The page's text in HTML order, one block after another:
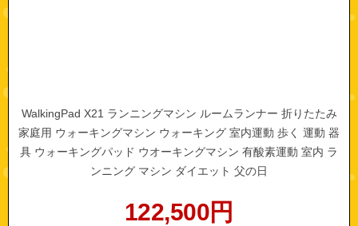
WalkingPad X21 ランニングマシン ルームランナー 折りたたみ
家庭用 ウォーキングマシン ウォーキング 室内運動 歩く 運動 器
具 ウォーキングパッド ウオーキングマシン 有酸素運動 室内 ラ
ンニング マシン ダイエット 父の日
122,500円